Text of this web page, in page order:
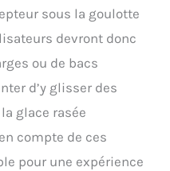
vous apporte
à glace très
écrasant
65 kg de glace
par heure. Le corps
coude plus haut
à la machine
meilleure esthétique
en offrant plus
pour les
sous la goulotte
devront donc
ou de bacs
d’y glisser des
glace rasée
compte de ces
pour une expérience